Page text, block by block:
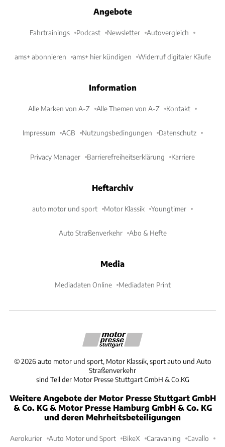
Angebote
Fahrtrainings Podcast Newsletter Autovergleich
ams+ abonnieren ams+ hier kündigen Widerruf digitaler Käufe
Information
Alle Marken von A-Z Alle Themen von A-Z Kontakt
Impressum AGB Nutzungsbedingungen Datenschutz
Privacy Manager Barrierefreiheitserklärung Karriere
Heftarchiv
auto motor und sport Motor Klassik Youngtimer
Auto Straßenverkehr Abo & Hefte
Media
Mediadaten Online Mediadaten Print
©2026 auto motor und sport, Motor Klassik, sport auto und Auto
Straßenverkehr
sind Teil der Motor Presse Stuttgart GmbH & Co.KG
Weitere Angebote der Motor Presse Stuttgart GmbH
& Co. KG & Motor Presse Hamburg GmbH & Co. KG
und deren Mehrheitsbeteiligungen
Aerokurier Auto Motor und Sport BikeX Caravaning Cavallo